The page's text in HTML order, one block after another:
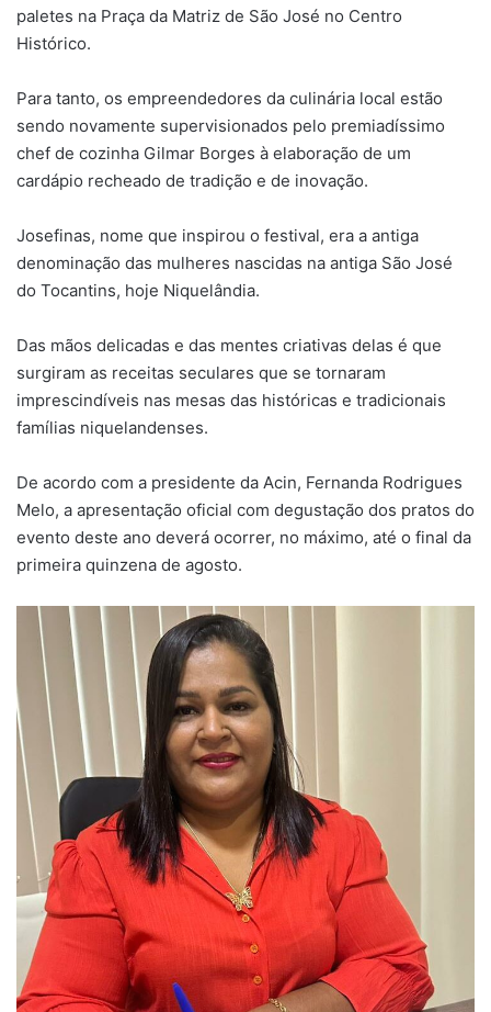
paletes na Praça da Matriz de São José no Centro
Histórico.
Para tanto, os empreendedores da culinária local estão
sendo novamente supervisionados pelo premiadíssimo
chef de cozinha Gilmar Borges à elaboração de um
cardápio recheado de tradição e de inovação.
Josefinas, nome que inspirou o festival, era a antiga
denominação das mulheres nascidas na antiga São José
do Tocantins, hoje Niquelândia.
Das mãos delicadas e das mentes criativas delas é que
surgiram as receitas seculares que se tornaram
imprescindíveis nas mesas das históricas e tradicionais
famílias niquelandenses.
De acordo com a presidente da Acin, Fernanda Rodrigues
Melo, a apresentação oficial com degustação dos pratos do
evento deste ano deverá ocorrer, no máximo, até o final da
primeira quinzena de agosto.